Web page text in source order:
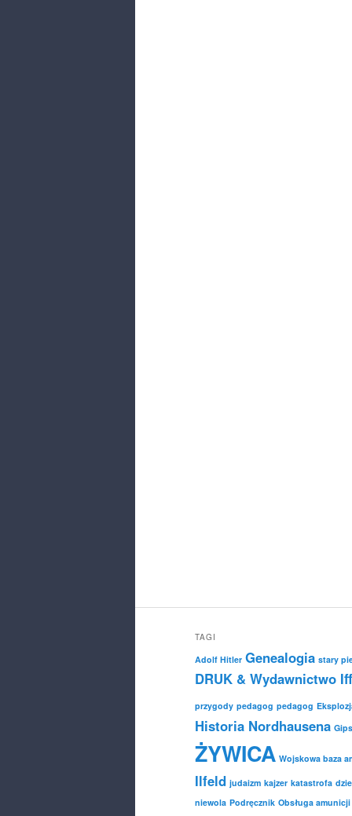
TAGI
Adolf Hitler Genealogia stary
DRUK & Wydawnictwo
przygody pedagog pedagog
Historia Nordhausena
ŻYWICA Wojskowa baza
Ilfeld judaizm kajzer katastrofa
niewola Podręcznik Obsługa amunicji